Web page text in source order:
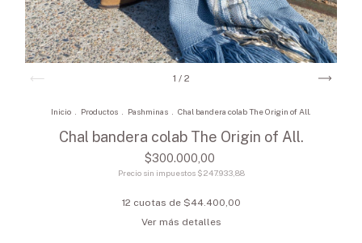
1 / 2
Inicio Productos Pashminas Chal bandera colab The Origin of All.
Chal bandera colab The Origin of All.
$300.000,00
Precio sin impuestos $247.933,88
12 cuotas de $44.400,00
Ver más detalles